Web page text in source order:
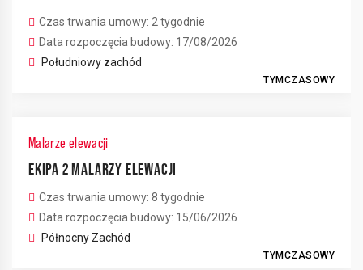
Czas trwania umowy: 2 tygodnie
Data rozpoczęcia budowy: 17/08/2026
Południowy zachód
TYMCZASOWY
Malarze elewacji
EKIPA 2 MALARZY ELEWACJI
Czas trwania umowy: 8 tygodnie
Data rozpoczęcia budowy: 15/06/2026
Północny Zachód
TYMCZASOWY